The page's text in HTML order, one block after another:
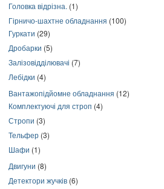
Головка відрізна. (1)
Гірничо-шахтне обладнання (100)
Гуркати (29)
Дробарки (5)
Залізовідділювачі (7)
Лебідки (4)
Вантажопідйомне обладнання (12)
Комплектуючі для строп (4)
Стропи (3)
Тельфер (3)
Шафи (1)
Двигуни (8)
Детектори жучків (6)